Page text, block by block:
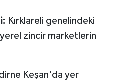
Kırklareli genelindeki
zincir marketlerin
Keşan'da yer